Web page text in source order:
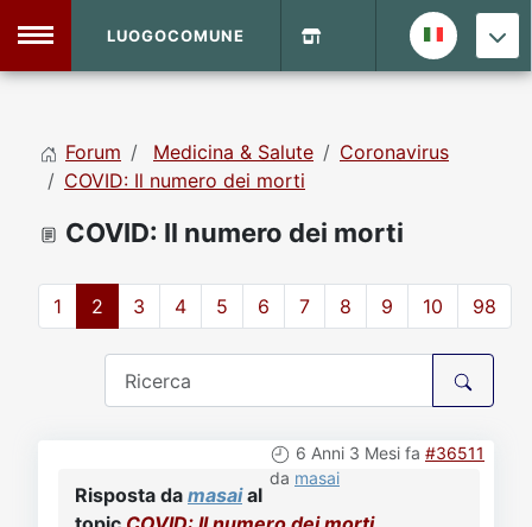
Home
LUOGOCOMUNE
Forum Medicina & Salute
Coronavirus
COVID: Il numero dei morti
COVID: Il numero dei morti
1 2 3 4 5 6 7 8 9 10 98
6 Anni 3 Mesi fa #36511
da masai
Risposta da masaial